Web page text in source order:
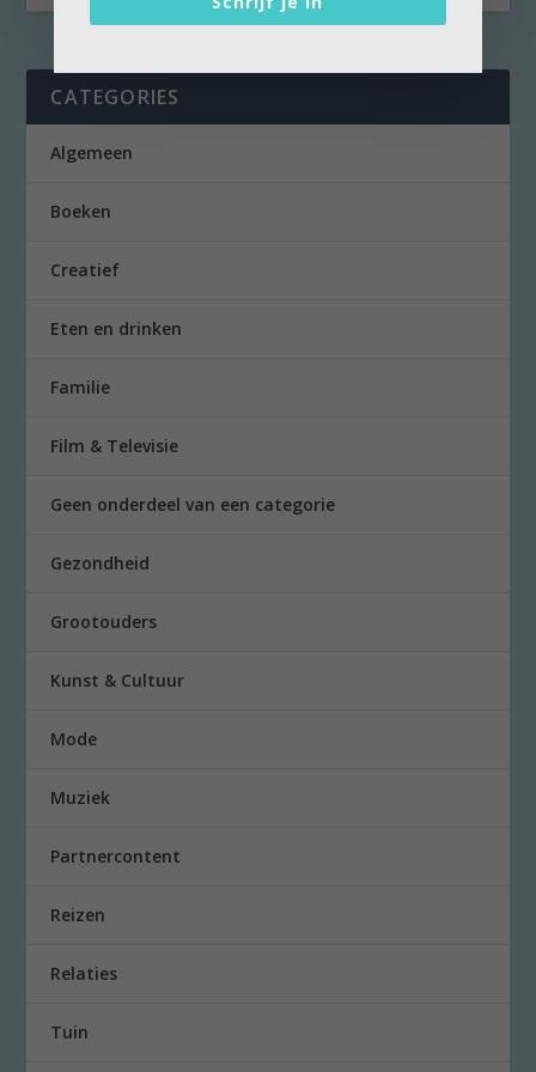
CATEGORIES
Algemeen
Boeken
Creatief
Eten en drinken
Familie
Film & Televisie
Geen onderdeel van een categorie
Gezondheid
Grootouders
Kunst & Cultuur
Mode
Muziek
Partnercontent
Reizen
Relaties
Tuin